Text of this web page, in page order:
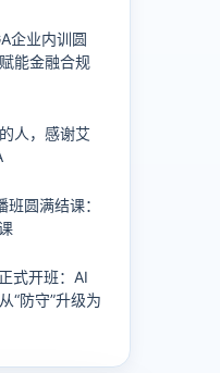
企业内训圆
能金融合规
人，感谢艾
圆满结课：
式开班：AI
“防守”升级为